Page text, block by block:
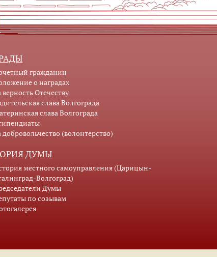
гражданин
о наградах
верность Отечеству
слава Волгограда
слава Волгограда
добровольчество (волонтерство)
ДУМЫ
местного самоуправления (Царицын-
Волгоград)
Думы
по созывам